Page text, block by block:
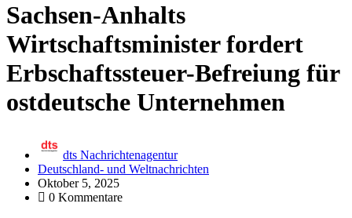
Sachsen-Anhalts
Wirtschaftsminister fordert
Erbschaftssteuer-Befreiung für
ostdeutsche Unternehmen
dts Nachrichtenagentur
Deutschland- und Weltnachrichten
Oktober 5, 2025
0 Kommentare